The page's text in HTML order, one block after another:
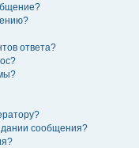
ответа?
сообщения?